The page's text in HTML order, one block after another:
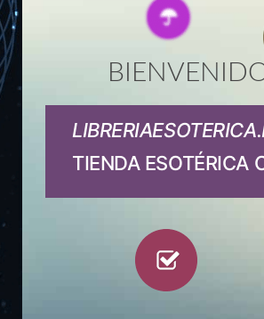
TIENDA ESOTÉRICA